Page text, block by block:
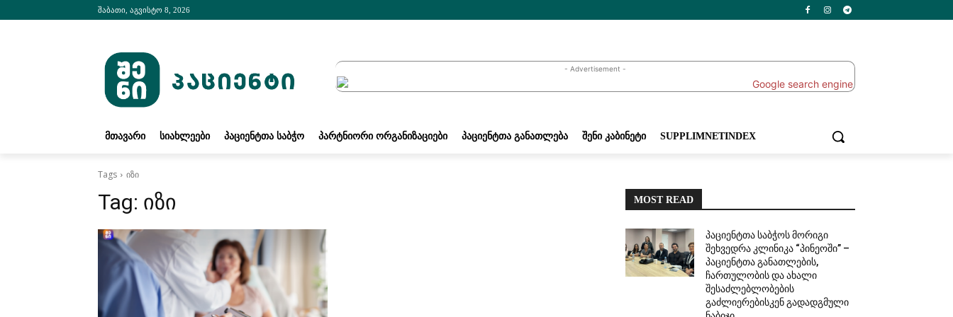
შაბათი, აგვისტო 8, 2026
- Advertisement -
ᲛᲗᲐᲕᲐᲠᲘ ᲡᲘᲐᲮᲚᲔᲔᲑᲘ ᲞᲐᲪᲘᲔᲜᲢᲗᲐ ᲡᲐᲑᲭᲝ ᲞᲐᲠᲢᲜᲘᲝᲠᲘ ᲝᲠᲒᲐᲜᲘᲖᲐᲪᲘᲔᲑᲘ ᲞᲐᲪᲘᲔᲜᲢᲗᲐ ᲒᲐᲜᲐᲗᲚᲔᲑᲐ ᲨᲔᲜᲘ ᲙᲐᲑᲘᲜᲔᲢᲘ SUPPLIMNETINDEX
Tags იზი
Tag: იზი MOST READ
პაციენტთა საბჭოს მორიგი
შეხვედრა კლინიკა “პინეოში” –
პაციენტთა განათლების,
ჩართულობის და ახალი
შესაძლებლობების
გაძლიერებისკენ გადადგმული